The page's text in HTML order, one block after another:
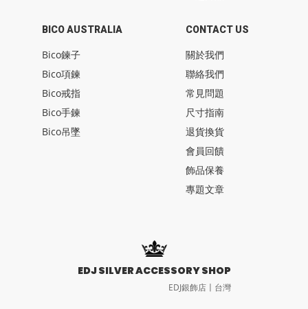
BICO AUSTRALIA
Bico鍊子
Bico項鍊
Bico戒指
Bico手鍊
Bico吊墜
CONTACT US
關於我們
聯絡我們
常見問題
尺寸指南
退貨換貨
會員回饋
飾品保養
專題文章
EDJ SILVER ACCESSORY SHOP
EDJ銀飾店〡台灣